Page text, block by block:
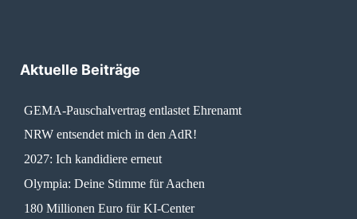
Aktuelle Beiträge
GEMA-Pauschalvertrag entlastet Ehrenamt
NRW entsendet mich in den AdR!
2027: Ich kandidiere erneut
Olympia: Deine Stimme für Aachen
180 Millionen Euro für KI-Center